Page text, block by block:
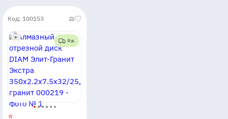
Код: 100153
0 р.